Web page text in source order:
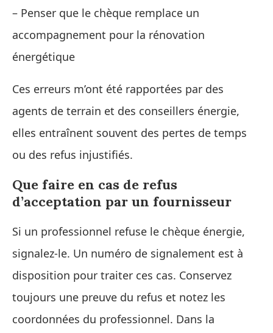
– Penser que le chèque remplace un
accompagnement pour la rénovation
énergétique
Ces erreurs m’ont été rapportées par des
agents de terrain et des conseillers énergie,
elles entraînent souvent des pertes de temps
ou des refus injustifiés.
Que faire en cas de refus
d’acceptation par un fournisseur
Si un professionnel refuse le chèque énergie,
signalez-le. Un numéro de signalement est à
disposition pour traiter ces cas. Conservez
toujours une preuve du refus et notez les
coordonnées du professionnel. Dans la